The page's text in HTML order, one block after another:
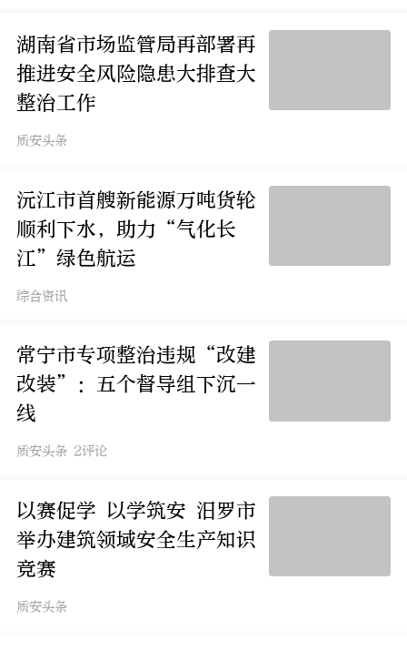
湖南省市场监管局再部署再
推进安全风险隐患大排查大
整治工作
质安头条
沅江市首艘新能源万吨货轮
顺利下水，助力“气化长
江”绿色航运
综合资讯
常宁市专项整治违规“改建
改装”：五个督导组下沉一
线
质安头条 2评论
以赛促学 以学筑安 汨罗市
举办建筑领域安全生产知识
竞赛
质安头条